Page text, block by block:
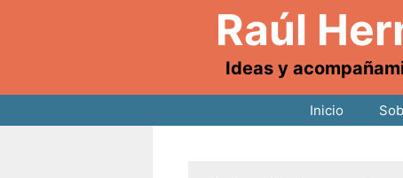
Raúl
Ideas y
Inicio